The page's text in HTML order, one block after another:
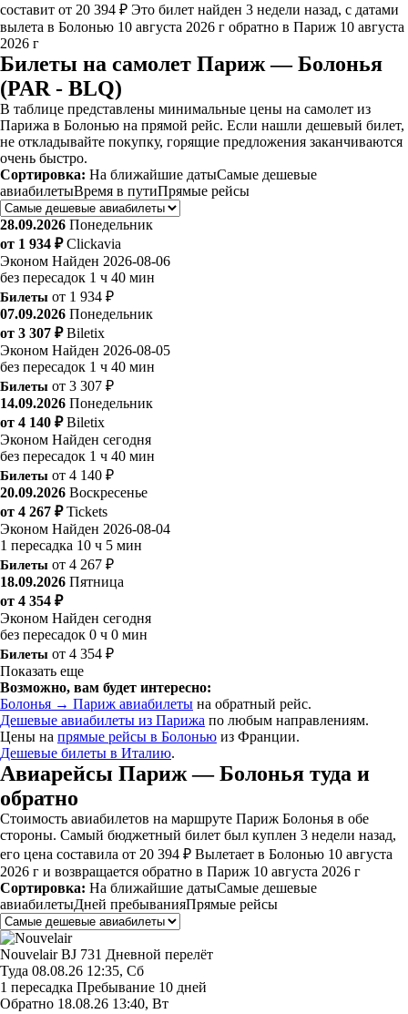
составит от 20 394 ₽ Это билет найден 3 недели назад, с датами
вылета в Болонью 10 августа 2026 г обратно в Париж 10 августа
2026 г
Билеты на самолет Париж — Болонья
(PAR - BLQ)
В таблице представлены минимальные цены на самолет из
Парижа в Болонью на прямой рейс. Если нашли дешевый билет,
не откладывайте покупку, горящие предложения заканчиваются
очень быстро.
Сортировка: На ближайшие датыСамые дешевые
авиабилетыВремя в путиПрямые рейсы
28.09.2026 Понедельник
от 1 934 ₽ Clickavia
Эконом Найден 2026-08-06
без пересадок 1 ч 40 мин
Билеты от 1 934 ₽
07.09.2026 Понедельник
от 3 307 ₽ Biletix
Эконом Найден 2026-08-05
без пересадок 1 ч 40 мин
Билеты от 3 307 ₽
14.09.2026 Понедельник
от 4 140 ₽ Biletix
Эконом Найден сегодня
без пересадок 1 ч 40 мин
Билеты от 4 140 ₽
20.09.2026 Воскресенье
от 4 267 ₽ Tickets
Эконом Найден 2026-08-04
1 пересадка 10 ч 5 мин
Билеты от 4 267 ₽
18.09.2026 Пятница
от 4 354 ₽
Эконом Найден сегодня
без пересадок 0 ч 0 мин
Билеты от 4 354 ₽
Показать еще
Возможно, вам будет интересно:
Болонья → Париж авиабилеты на обратный рейс.
Дешевые авиабилеты из Парижа по любым направлениям.
Цены на прямые рейсы в Болонью из Франции.
Дешевые билеты в Италию.
Авиарейсы Париж — Болонья туда и
обратно
Стоимость авиабилетов на маршруте Париж Болонья в обе
стороны. Самый бюджетный билет был куплен 3 недели назад,
его цена составила от 20 394 ₽ Вылетает в Болонью 10 августа
2026 г и возвращается обратно в Париж 10 августа 2026 г
Сортировка: На ближайшие датыСамые дешевые
авиабилетыДней пребыванияПрямые рейсы
NouvelairBJ 731 Дневной перелёт
Туда 08.08.26 12:35, Сб
1 пересадка Пребывание 10 дней
Обратно 18.08.26 13:40, Вт